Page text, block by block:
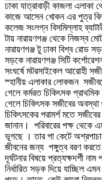
ঢাকা যাত্রাবাড়ী কাজলা এলাকা
কাজে আসেন খোকন এর পুত্র
কলেজ সংলগ্ন বিসমিল্লাহ
টায় নারায়ণগঞ্জ থেকে নিজস্ব
নারায়ণগঞ্জ টু ঢাকা বিশ্ব রোড
সড়কে নারায়ণগঞ্জ সিটি
সংঘর্ষে মটরসাইকেল আরোহী
স্হানীয় এলাকার লোকজন
গেলে কর্মরত চিকিৎসক
গেলে চিকিৎসক সজীবের অবস্থা
চিকিৎসকের পরামর্শ মতে
জানান। পরিবারের পক্ষ
ভূগছে । তার পা কেটে
জীবনের জন্য পঙ্গুত্ব বরণ করতে
দূর্ঘটনার বিষয়ে প্রত্যক্ষদর্শী
নির্ধারিত সড়ক দিয়ে যাচ্ছিল